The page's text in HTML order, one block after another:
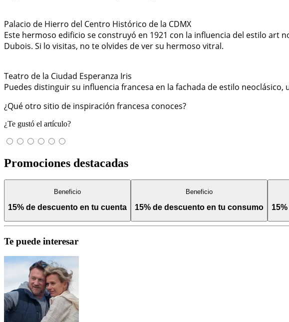
Palacio de Hierro del Centro Histórico de la CDMX
Este hermoso edificio se construyó en 1921 con la influencia del estilo art
Dubois. Si lo visitas, no te olvides de ver su hermoso vitral.
Teatro de la Ciudad Esperanza Iris
Puedes distinguir su influencia francesa en la fachada de estilo
¿Qué otro sitio de inspiración francesa conoces?
¿Te gustó el artículo?
Promociones destacadas
Beneficio
15% de descuento en tu cuenta
Beneficio
15% de descuento en tu consumo
Te puede interesar